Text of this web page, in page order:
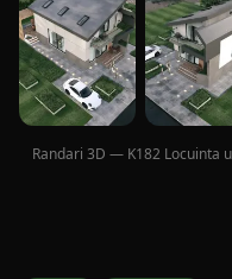
Randari 3D — K182 Locuinta